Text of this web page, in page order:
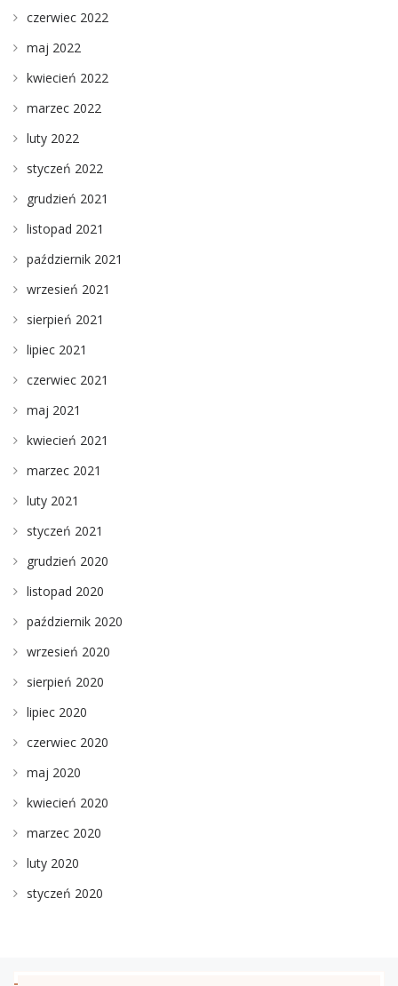
czerwiec 2022
maj 2022
kwiecień 2022
marzec 2022
luty 2022
styczeń 2022
grudzień 2021
listopad 2021
październik 2021
wrzesień 2021
sierpień 2021
lipiec 2021
czerwiec 2021
maj 2021
kwiecień 2021
marzec 2021
luty 2021
styczeń 2021
grudzień 2020
listopad 2020
październik 2020
wrzesień 2020
sierpień 2020
lipiec 2020
czerwiec 2020
maj 2020
kwiecień 2020
marzec 2020
luty 2020
styczeń 2020